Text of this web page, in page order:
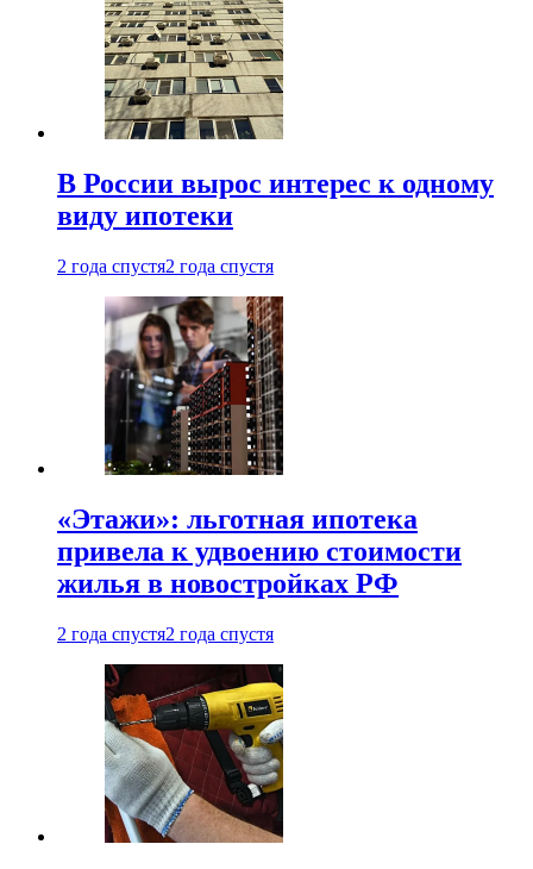
В России вырос интерес к одному
виду ипотеки
2 года спустя2 года спустя
«Этажи»: льготная ипотека
привела к удвоению стоимости
жилья в новостройках РФ
2 года спустя2 года спустя